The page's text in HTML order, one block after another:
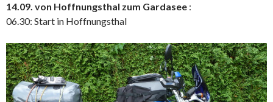
14.09. von Hoffnungsthal zum Gardasee :
06.30: Start in Hoffnungsthal